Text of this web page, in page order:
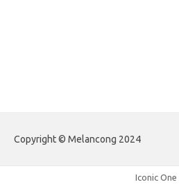
Copyright © Melancong 2024
Iconic One